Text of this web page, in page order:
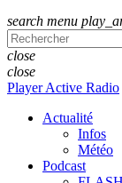
search menu
close
close
Player Active Radio
Actualité
Infos
Météo
Podcast